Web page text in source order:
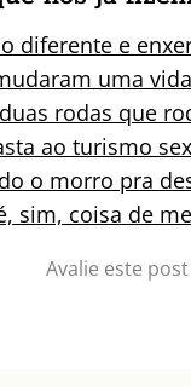
diferente e
uma vida
rodas que
ao turismo
o morro pra
sim, coisa de
Avalie este post